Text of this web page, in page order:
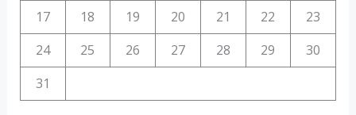
17
18 19 20 21 22
23
24
25 26 27 28 29
30
31